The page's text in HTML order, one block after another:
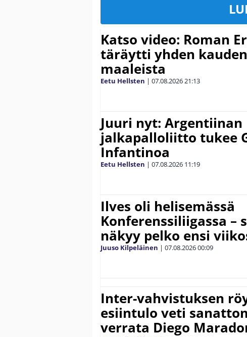
Katso video: Roman
täräytti yhden
maaleista
Eetu Hellsten | 07.08.202621:13
Juuri nyt: Argentiinan
jalkapalloliitto tukee
Infantinoa
Eetu Hellsten | 07.08.2026 11:19
Ilves oli helisemässä
Konferenssiliigassa –
näkyy pelko ensi
Juuso Kilpeläinen | 07.08.202600:09
Inter-vahvistuksen
esiintulo veti
verrata Diego